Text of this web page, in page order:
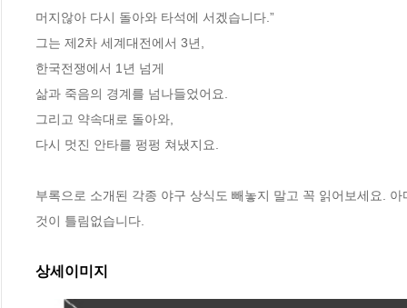
머지않아 다시 돌아와 타석에 서겠습니다.”
그는 제2차 세계대전에서 3년,
한국전쟁에서 1년 넘게
삶과 죽음의 경계를 넘나들었어요.
그리고 약속대로 돌아와,
다시 멋진 안타를 펑펑 쳐냈지요.
부록으로 소개된 각종 야구 상식도 빼놓지 말고 꼭 읽어보세요.
것이 틀림없습니다.
상세이미지